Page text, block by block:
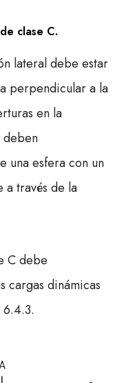
clase C.
lateral debe estar
perpendicular a la
en la
una esfera con un
a través de la
C debe
cargas dinámicas